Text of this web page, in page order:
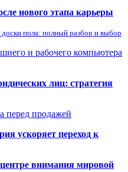
нового этапа карьеры
пола: полный разбор и выбор
и рабочего компьютера
лиц: стратегия
перед продажей
ускоряет переход к
внимания мировой